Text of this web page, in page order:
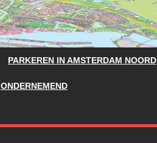
PARKEREN IN AMSTERDAM NOORD
ONDERNEMEND